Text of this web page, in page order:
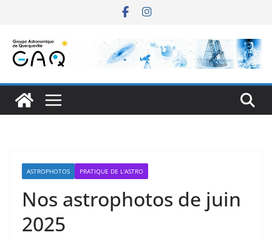
contenu
ASTROPHOTOS PRATIQUE DE L'ASTRO
Nos astrophotos de juin
2025